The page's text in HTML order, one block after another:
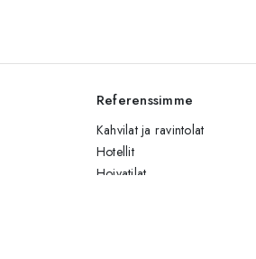
Referenssimme
Kahvilat ja ravintolat
Hotellit
Hoivatilat